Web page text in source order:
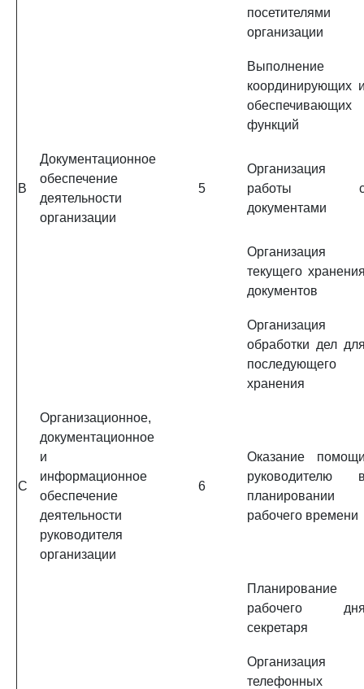
посетителями
организации
Выполнение
координирующих
обеспечивающих
функций
B
Документационное
обеспечение
деятельности
организации
5
Организация
работы
документами
Организация
текущего
документов
Организация
обработки дел
последующего
хранения
C
Организационное,
документационное
и
информационное
обеспечение
деятельности
руководителя
организации
6
Оказание
руководителю
планировании
рабочего времени
Планирование
рабочего
секретаря
Организация
телефонных